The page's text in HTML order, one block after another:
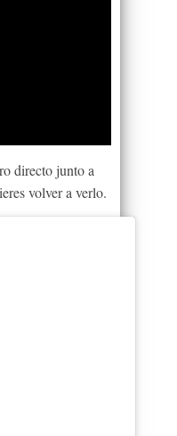
directo junto a
volver a verlo.